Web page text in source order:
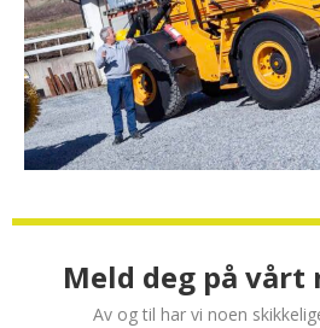
Meld deg på vårt
Av og til har vi noen